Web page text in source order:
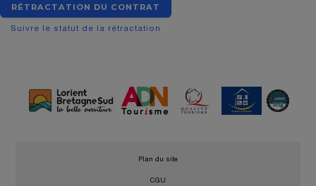
RÉTRACTATION DU CONTRAT
Suivre le statut de la rétractation
Plan du site
CGU